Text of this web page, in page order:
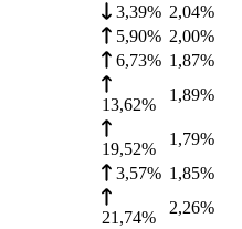
3,39% 2,04%
5,90% 2,00%
6,73% 1,87%
13,62%
1,89%
19,52%
1,79%
3,57% 1,85%
21,74%
2,26%